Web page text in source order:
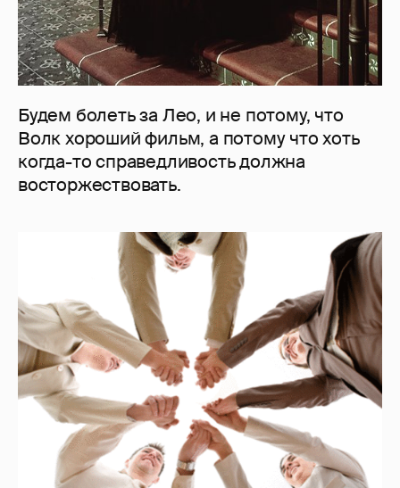
Будем болеть за Лео, и не потому, что
Волк хороший фильм, а потому что хоть
когда-то справедливость должна
восторжествовать.